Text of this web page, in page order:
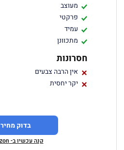
מעוצב
פרקטי
עמיד
מתכוונן
חסרונות
אין הרבה צבעים
יקר יחסית
בדוק מחיר
קנה עכשיו ב- Amazon